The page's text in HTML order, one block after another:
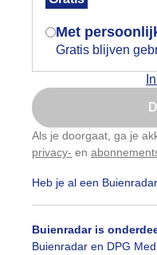
Met
Gratis blijven
Als je doorgaat, ga je
privacy- en
Heb je al een
Buienradar is
Buienradar en DPG
gegeven,
je browser
Is
Nu
Gebruik je Safari en
Klikhier